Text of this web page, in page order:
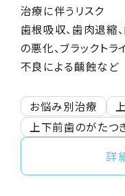
治療に伴うリスク
歯根吸収、歯肉退縮
の悪化、ブラックトラ
不良による齲蝕など
お悩み別治療
上下前歯のがたつ
詳